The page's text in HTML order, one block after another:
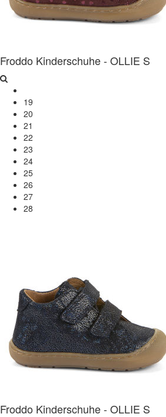
Froddo Kinderschuhe - OLLIE S
19
20
21
22
23
24
25
26
27
28
Froddo Kinderschuhe - OLLIE S